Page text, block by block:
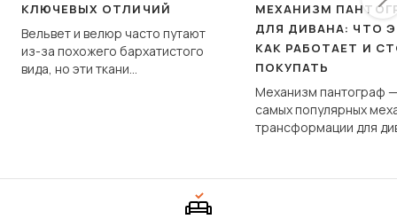
КЛЮЧЕВЫХ ОТЛИЧИЙ
Вельвет и велюр часто путают
из-за похожего бархатистого
вида, но эти ткани
МЕХАНИЗМ
ДЛЯ ДИВАНА: ЧТО
КАК РАБОТАЕТ И
ПОКУПАТЬ
Механизм пантограф
самых популярных
трансформации для
сиденье не